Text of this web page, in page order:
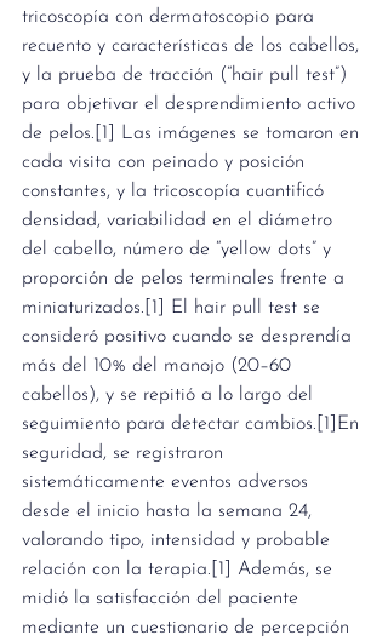
tricoscopía con dermatoscopio para
recuento y características de los cabellos,
y la prueba de tracción (“hair pull test”)
para objetivar el desprendimiento activo
de pelos.[1] Las imágenes se tomaron en
cada visita con peinado y posición
constantes, y la tricoscopía cuantificó
densidad, variabilidad en el diámetro
del cabello, número de “yellow dots” y
proporción de pelos terminales frente a
miniaturizados.[1] El hair pull test se
consideró positivo cuando se desprendía
más del 10% del manojo (20–60
cabellos), y se repitió a lo largo del
seguimiento para detectar cambios.[1]En
seguridad, se registraron
sistemáticamente eventos adversos
desde el inicio hasta la semana 24,
valorando tipo, intensidad y probable
relación con la terapia.[1] Además, se
midió la satisfacción del paciente
mediante un cuestionario de percepción